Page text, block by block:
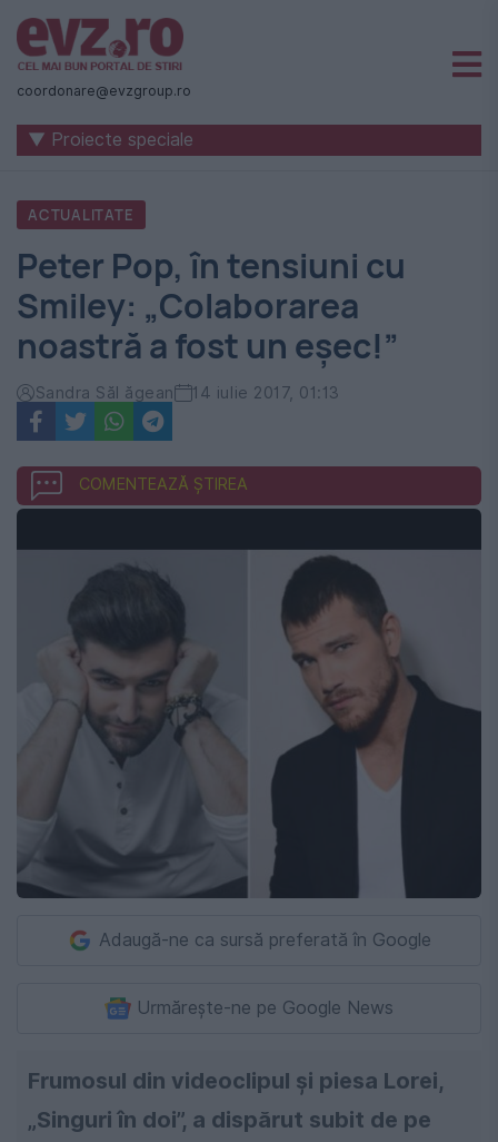
Știri
naționale
internaționale
România
-
Evenimentul
Zilei
coordonare@evzgroup.ro
▼ Proiecte speciale
ACTUALITATE
Peter Pop, în tensiuni cu
Smiley: „Colaborarea
noastră a fost un eşec!”
Sandra Săl ăgean 14 iulie 2017, 01:13
COMENTEAZĂ ȘTIREA
Adaugă-ne ca sursă preferată în Google
Urmărește-ne pe Google News
Frumosul din videoclipul și piesa Lorei,
„Singuri în doi”, a dispărut subit de pe